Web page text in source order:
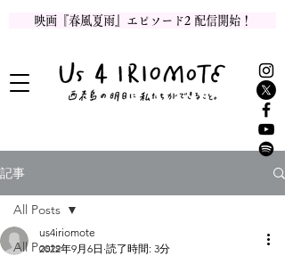
映画『春風夏雨』エピソード2 配信開始！
記事
All Posts
All Posts
us4iriomote
2022年9月6日 読了時間: 3分